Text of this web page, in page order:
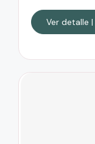
Ver detalle